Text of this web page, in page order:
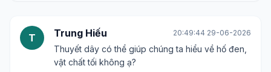
T Trung Hiếu 20:49:44 29-06-2026
Thuyết dây có thể giúp chúng ta hiểu về hố đen,
vật chất tối không ạ?